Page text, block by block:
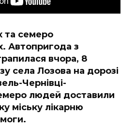
та семеро
Автопригода з
вчора, 8
села Лозова на дорозі
Чернівці-
людей доставили
міську лікарню